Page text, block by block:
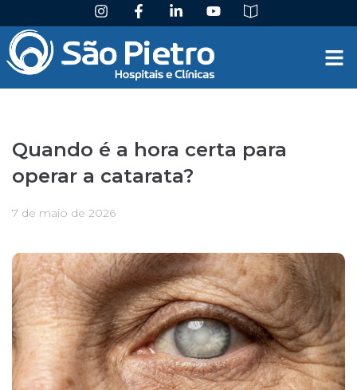
Quando é a hora certa para
operar a catarata?
7 de maio de 2026